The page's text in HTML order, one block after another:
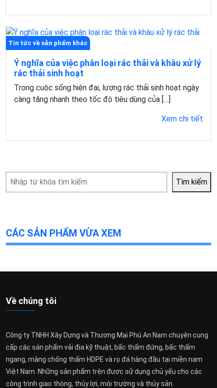
Tin tức về sản phẩm khác
Ý nghĩa của việc phân loại rác thải và khâu xử lý
rác thải sinh hoạt
Trong cuộc sống hiện đại, lượng rác thải sinh hoạt ngày
càng tăng nhanh theo tốc độ tiêu dùng của […]
Xem chi tiết
Tìm
kiếm
Tìm kiếm
CÁC SẢN PHẨM VỪA XEM
Về chúng tôi
Công ty TNHH Xây Dựng và Thương Mại Phú An Nam chuyên cung
cấp các sản phẩm vải địa kỹ thuật, bấc thấm đứng, bấc thấm
ngang, màng chống thấm HDPE và rọ đá hàng đầu tại miền nam
Việt Nam. Những sản phẩm trên được sử dụng chủ yếu cho các
công trình giao thông, thủy lợi, môi trường và thủy sản.